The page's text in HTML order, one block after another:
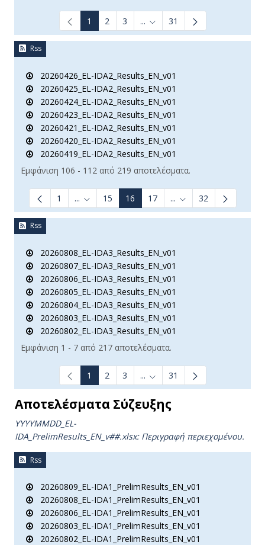
1 2 3 ... Ενδιάμεσες σελίδες Use
31
Rss
20260426_EL-IDA2_Results_EN_v01
20260425_EL-IDA2_Results_EN_v01
20260424_EL-IDA2_Results_EN_v01
20260423_EL-IDA2_Results_EN_v01
20260421_EL-IDA2_Results_EN_v01
20260420_EL-IDA2_Results_EN_v01
20260419_EL-IDA2_Results_EN_v01
Εμφάνιση 106 - 112 από 219 αποτελέσματα.
1 ... Ενδιάμεσες σελίδες Use TAB to navigate.
15 16 17 ... Ενδιάμεσες σελίδες
32
Rss
20260808_EL-IDA3_Results_EN_v01
20260807_EL-IDA3_Results_EN_v01
20260806_EL-IDA3_Results_EN_v01
20260805_EL-IDA3_Results_EN_v01
20260804_EL-IDA3_Results_EN_v01
20260803_EL-IDA3_Results_EN_v01
20260802_EL-IDA3_Results_EN_v01
Εμφάνιση 1 - 7 από 217 αποτελέσματα.
1 2 3 ... Ενδιάμεσες σελίδες Use
31
Αποτελέσματα Σύζευξης
YYYYMMDD_EL-
IDA_PrelimResults_ΕΝ_v##.xlsx:Περιγραφή περιεχομένου.
Rss
20260809_EL-IDA1_PrelimResults_EN_v01
20260808_EL-IDA1_PrelimResults_EN_v01
20260806_EL-IDA1_PrelimResults_EN_v01
20260803_EL-IDA1_PrelimResults_EN_v01
20260802_EL-IDA1_PrelimResults_EN_v01